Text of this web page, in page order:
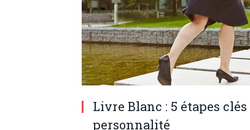
Livre Blanc : 5 étapes
personnalité